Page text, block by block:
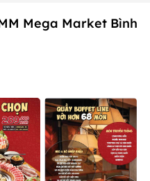
Mega Market Bình